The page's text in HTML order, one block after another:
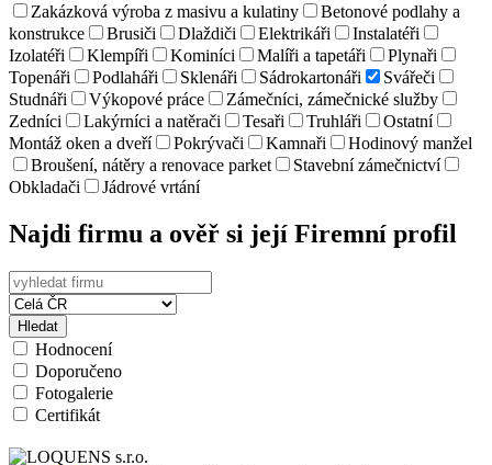
Zakázková výroba z masivu a kulatiny
Betonové podlahy a
konstrukce
Brusiči Dlaždiči Elektrikáři
Instalatéři
Izolatéři
Klempíři Kominíci Malíři a tapetáři
Plynaři
Topenáři
Podlaháři Sklenáři Sádrokartonáři
Svářeči
Studnáři
Výkopové práce
Zámečníci, zámečnické služby
Zedníci
Lakýrníci a natěrači Tesaři Truhláři
Ostatní
Montáž oken a dveří
Pokrývači Kamnaři
Hodinový manžel
Broušení, nátěry a renovace parket
Stavební zámečnictví
Obkladači
Jádrové vrtání
Najdi firmu a ověř si její Firemní profil
Hledat
Hodnocení
Doporučeno
Fotogalerie
Certifikát